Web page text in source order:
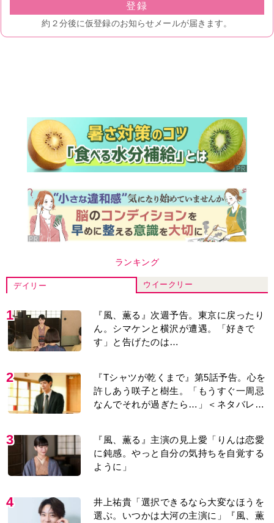
ランキング
デイリー ウイークリー
1
『風、薫る』次週予告。東京に戻ったり
ん。シマケンと横沢が遭遇。「好きで
す」と告げたのは…
2
『Tシャツが乾くまで』第5話予告。心を
許しあう咲子と樹生。「もうすぐ一周忌
なんでそれが過ぎたら…」＜ネタバレあ
3
『風、薫る』主演の見上愛「りんは恋愛
に鈍感。やっと自分の気持ちを自覚する
ように」
4
井上祐貴「選択できるなら大変なほうを
選ぶ。いつかは大河の主演に」『風、薫